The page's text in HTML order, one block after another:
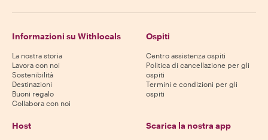
Informazioni su Withlocals
La nostra storia
Lavora con noi
Sostenibilità
Destinazioni
Buoni regalo
Collabora con noi
Ospiti
Centro assistenza ospiti
Politica di cancellazione per gli
ospiti
Termini e condizioni per gli
ospiti
Host Scarica la nostra app